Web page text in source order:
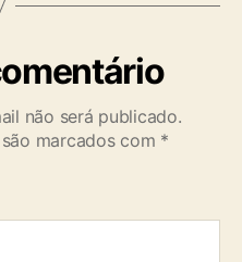
não será publicado.
marcados com *